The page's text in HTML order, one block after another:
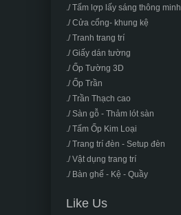
./ Tấm lợp lấy sáng thông minh
./ Cửa cổng- khung kệ
./ Tranh trang trí
./ Giấy dán tường
./ Ốp Tường 3D
./ Ốp Trần
./ Trần Thạch cao
./ Sàn gỗ - Thảm lót sàn
./ Tấm Ốp Kim Loại
./ Trang trí đèn - Setup đèn
./ Vật dụng trang trí
./ Bàn ghế - Kệ - Quầy
Like Us